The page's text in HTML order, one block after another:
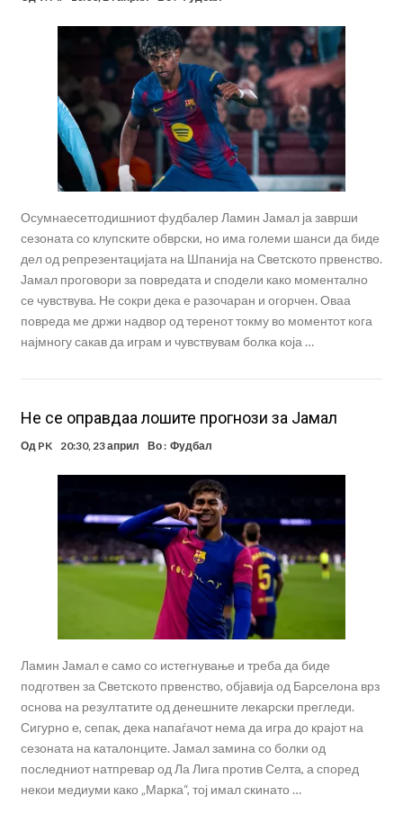
Осумнаесетгодишниот фудбалер Ламин Јамал ја заврши
сезоната со клупските обврски, но има големи шанси да биде
дел од репрезентацијата на Шпанија на Светското првенство.
Јамал проговори за повредата и сподели како моментално
се чувствува. Не сокри дека е разочаран и огорчен. Оваа
повреда ме држи надвор од теренот токму во моментот кога
најмногу сакав да играм и чувствувам болка која …
Не се оправдаа лошите прогнози за Јамал
Од PK 20:30, 23 април Во : Фудбал
Ламин Јамал е само со истегнување и треба да биде
подготвен за Светското првенство, објавија од Барселона врз
основа на резултатите од денешните лекарски прегледи.
Сигурно е, сепак, дека напаѓачот нема да игра до крајот на
сезоната на каталонците. Јамал замина со болки од
последниот натпревар од Ла Лига против Селта, а според
некои медиуми како „Марка“, тој имал скинато …